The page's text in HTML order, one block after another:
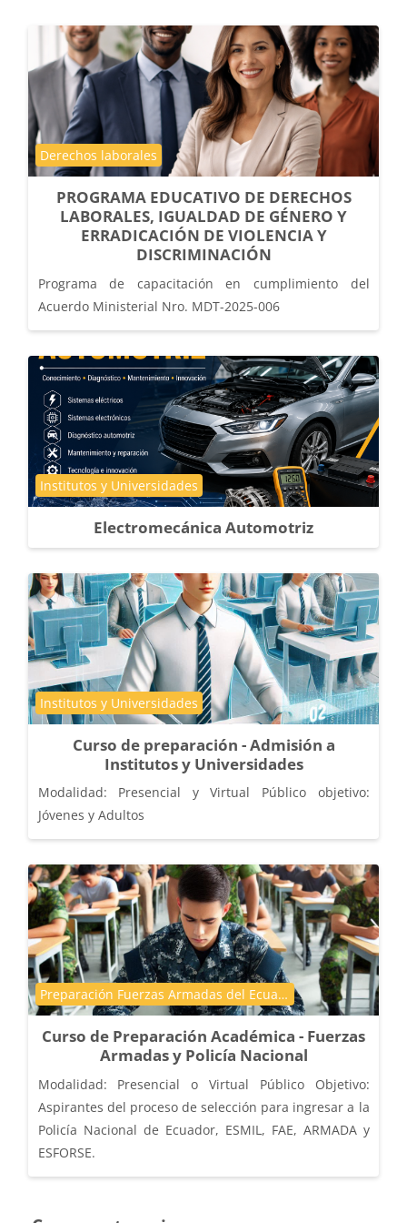
PROGRAMA EDUCATIVO DE DERECHOS
LABORALES, IGUALDAD DE GÉNERO Y
ERRADICACIÓN DE VIOLENCIA Y
DISCRIMINACIÓN
Course category
Derechos laborales
Programa de capacitación en cumplimiento del
Acuerdo Ministerial Nro. MDT-2025-006
Electromecánica Automotriz
Course category
Institutos y Universidades
Curso de preparación - Admisión a
Institutos y Universidades
Course category
Institutos y Universidades
Modalidad: Presencial y Virtual Público objetivo:
Jóvenes y Adultos
Curso de Preparación Académica - Fuerzas
Armadas y Policía Nacional
Course category Preparación Fuerzas Armadas del Ecuador
Modalidad: Presencial o Virtual Público Objetivo:
Aspirantes del proceso de selección para ingresar a la
Policía Nacional de Ecuador, ESMIL, FAE, ARMADA y
ESFORSE.